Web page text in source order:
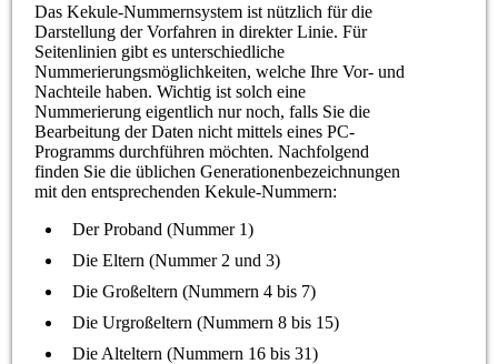
Das Kekule-Nummernsystem ist nützlich für die
Darstellung der Vorfahren in direkter Linie. Für
Seitenlinien gibt es unterschiedliche
Nummerierungsmöglichkeiten, welche Ihre Vor- und
Nachteile haben. Wichtig ist solch eine
Nummerierung eigentlich nur noch, falls Sie die
Bearbeitung der Daten nicht mittels eines PC-
Programms durchführen möchten. Nachfolgend
finden Sie die üblichen Generationenbezeichnungen
mit den entsprechenden Kekule-Nummern:
Der Proband (Nummer 1)
Die Eltern (Nummer 2 und 3)
Die Großeltern (Nummern 4 bis 7)
Die Urgroßeltern (Nummern 8 bis 15)
Die Alteltern (Nummern 16 bis 31)